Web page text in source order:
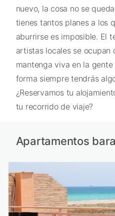
nuevo, la cosa no se
tienes tantos planes a los
aburrirse es imposible. El
artistas locales se ocupan
mantenga viva en la
forma siempre tendrás
¿Reservamos tu
tu recorrido de viaje?
Apartamentos